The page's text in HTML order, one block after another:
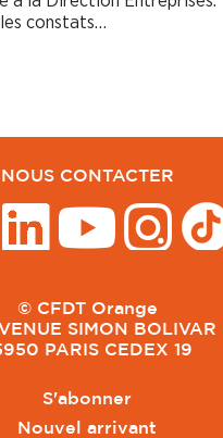
constats…
NOUS CONTACTER
© CFDT Orange
SIMON BOLIVAR
PARIS CEDEX 19
S'abonner
Nouvel arrivant